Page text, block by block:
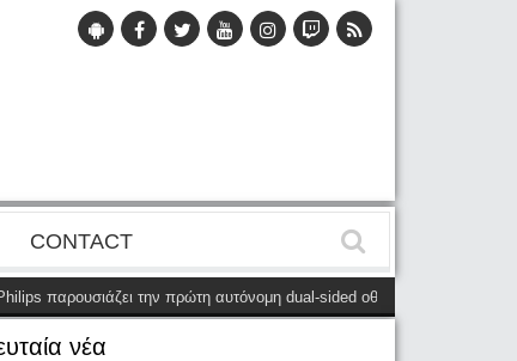
CONTACT
την πρώτη αυτόνομη dual-sided οθόνη (28 Μαΐου)
νέα